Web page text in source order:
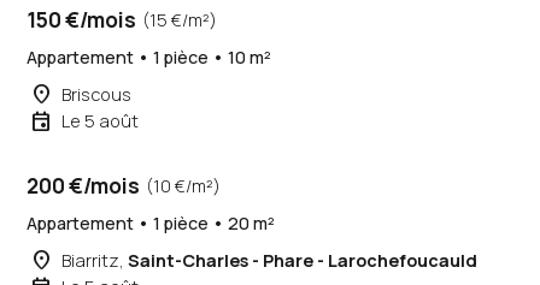
150 €/mois (15 €/m²)
Appartement • 1 pièce • 10 m²
place Briscous
event Le 5 août
200 €/mois (10 €/m²)
Appartement • 1 pièce • 20 m²
place Biarritz,Saint-Charles - Phare - Larochefoucauld